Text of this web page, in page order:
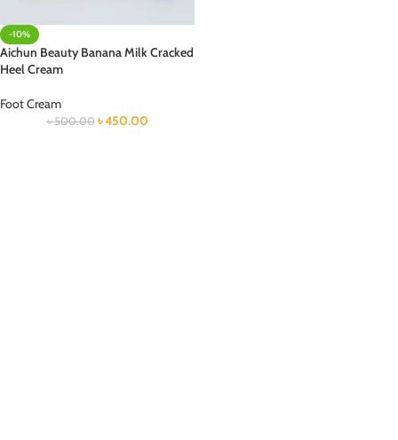
-10%
Aichun Beauty Banana Milk Cracked
Heel Cream
Foot Cream
৳500.00 ৳450.00